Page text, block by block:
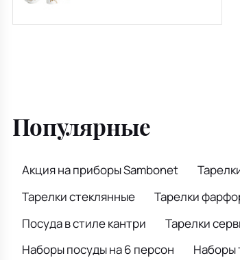
Популярные
Акция на приборы Sambonet
Тарелки стеклянные
Тарелки
Посуда в стиле кантри
Тарелки
Наборы посуды на 6 персон
Наборы